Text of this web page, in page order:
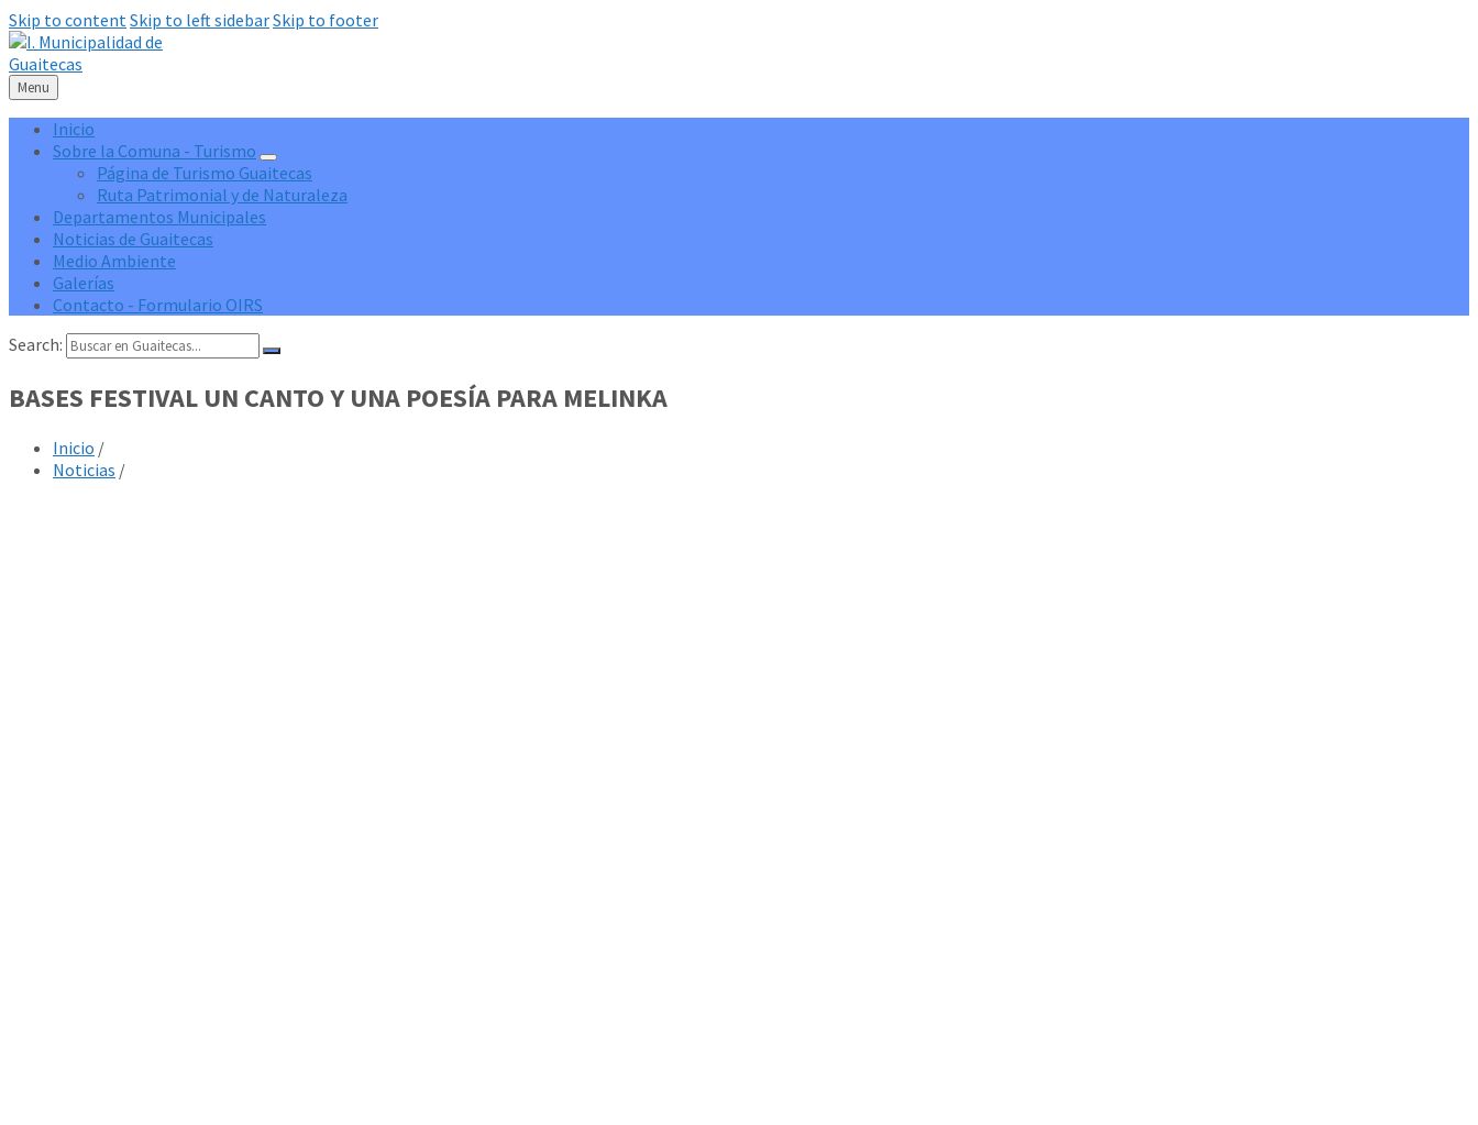
Skip to contentSkip to left sidebarSkip to footer
Menu
Inicio
Sobre la Comuna - Turismo
Página de Turismo Guaitecas
Ruta Patrimonial y de Naturaleza
Departamentos Municipales
Noticias de Guaitecas
Medio Ambiente
Galerías
Contacto - Formulario OIRS
Search:
BASES FESTIVAL UN CANTO Y UNA POESÍA PARA MELINKA
Inicio /
Noticias /